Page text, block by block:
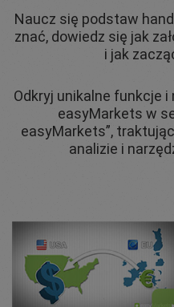
Naucz się podstaw
znać, dowiedz się jak
i jak
Odkryj unikalne funkcje
easyMarkets w
easyMarkets”,
analizie i